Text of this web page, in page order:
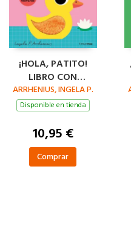
¡HOLA, PATITO!
LIBRO CON
TEXTURAS
ARRHENIUS, INGELA P.
Disponible en tienda
10,95 €
Comprar